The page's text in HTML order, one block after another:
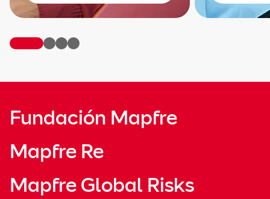
Fundación Mapfre
Mapfre Re
Mapfre Global Risks